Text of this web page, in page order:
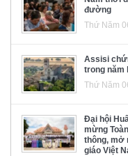
đường
Thứ Năm
Assisi
trong năm
Thứ Năm
Đại hội
mừng
thông, mở
giáo Việt